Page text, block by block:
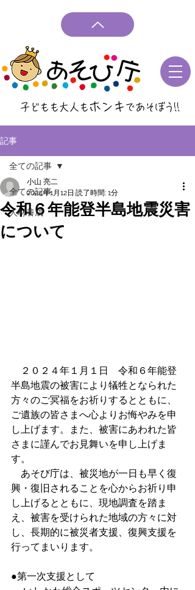
子どもも大人もホンキ であそぼう !!
記事
全ての記事
人材養成
全ての記事
令和６年能登半島地震災害
について
小山 亮二
2024年1月12日 読了時間: 1分
２０２４年１月１日　令和６年能登
半島地震の被害により犠牲となられた
方々のご冥福をお祈りするとともに、
ご遺族の皆さまへ心よりお悔やみを申
し上げます。また、被害にあわれた皆
さまに謹んでお見舞いを申し上げま
す。
あそび庁は、被災地が一日も早く復
興・復旧されることを心からお祈り申
し上げるとともに、現地調査を踏ま
え、被害を受けられた地域の方々に対
し、長期的に被災者支援、復興支援を
行ってまいります。
●第一次支援として